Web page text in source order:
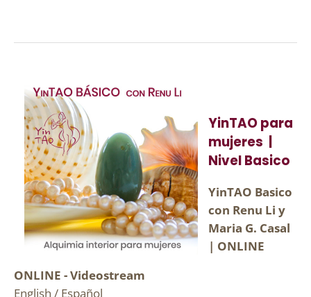
YinTAO para
mujeres |
Nivel Basico
YinTAO Basico
con Renu Li y
Maria G. Casal
| ONLINE
ONLINE - Videostream
English / Español